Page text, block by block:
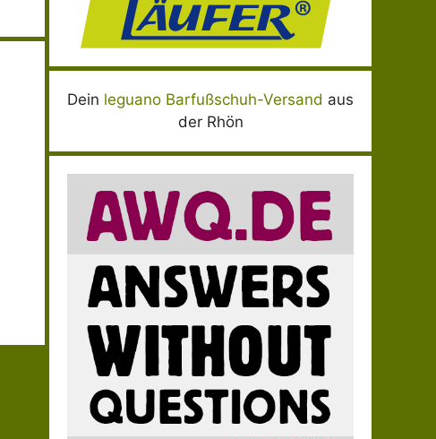
Dein leguano Barfußschuh-Versand aus
der Rhön